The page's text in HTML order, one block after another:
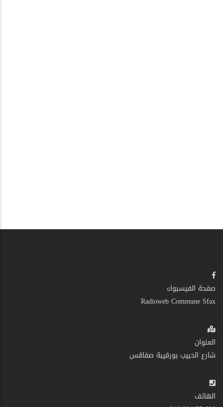
صفحة الفيسبوك
Radioweb Commune Sfax
العنوان
شارع الحبيب بورقيبة صفاقس
الهاتف